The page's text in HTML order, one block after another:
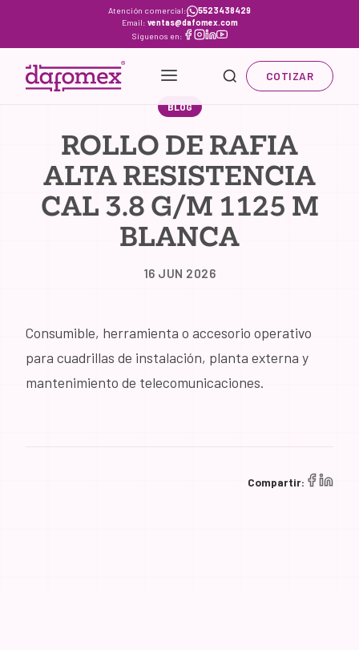
content
Atención comercial:
5523438429
Email: ventas@dafomex.com
Síguenos en:
COTIZAR
BLOG
ROLLO DE RAFIA
ALTA RESISTENCIA
CAL 3.8 G/M 1125 M
BLANCA
16 JUN 2026
Consumible, herramienta o accesorio operativo
para cuadrillas de instalación, planta externa y
mantenimiento de telecomunicaciones.
Compartir: